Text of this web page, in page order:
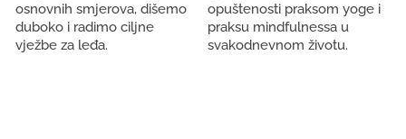
osnovnih smjerova, dišemo
duboko i radimo ciljne
vježbe za leđa.
opuštenosti praksom yoge i
praksu mindfulnessa u
svakodnevnom životu.